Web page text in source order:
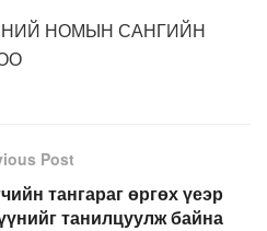
НОМЫН САНГИЙН
Post
тангараг өргөх үеэр
танилцуулж байна